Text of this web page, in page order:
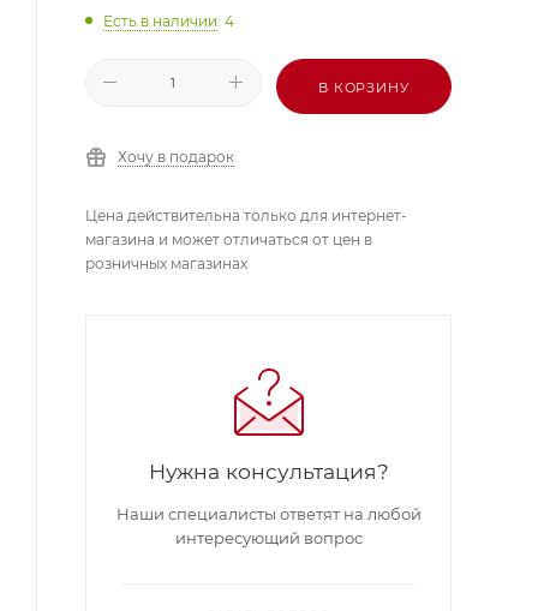
Есть в наличии: 4
В КОРЗИНУ
Хочу в подарок
Цена действительна только для интернет-
магазина и может отличаться от цен в
розничных магазинах
Нужна консультация?
Наши специалисты ответят на любой
интересующий вопрос